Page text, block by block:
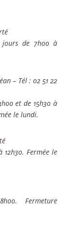
jours de 7h00 à
– Tél : 02 51 22
et de 15h30 à
le lundi.
Fermée le
Fermeture